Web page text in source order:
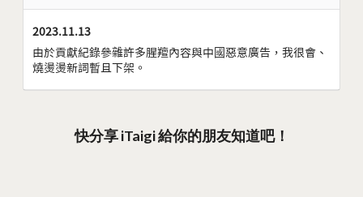
2023.11.13
由於貢獻紀錄參雜許多腥羶內容與中國惡意廣告，我很會、
燒燙燙新詞暫且下架。
快分享 iTaigi 給你的朋友知道吧！